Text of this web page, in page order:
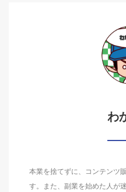
わ
本業を捨てずに、コンテンツ
す。また、副業を始めた人が